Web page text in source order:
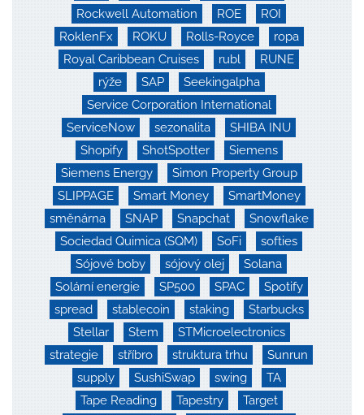
Rockwell Automation
ROE
ROI
RoklenFx
ROKU Rolls-Royce
ropa
Royal Caribbean Cruises
rubl
RUNE
rýže
SAP
Seekingalpha
Service Corporation International
ServiceNow
sezonalita
SHIBA INU
Shopify
ShotSpotter
Siemens
Siemens Energy
Simon Property Group
SLIPPAGE
Smart Money
SmartMoney
směnárna
SNAP Snapchat
Snowflake
Sociedad Quimica (SQM)
SoFi
softies
Sójové boby
sójový olej
Solana
Solární energie
SP500 SPAC
Spotify
spread
stablecoin staking
Starbucks
Stellar
Stem
STMicroelectronics
strategie
stříbro struktura trhu
Sunrun
supply
SushiSwap swing
TA
Tape Reading
Tapestry
Target